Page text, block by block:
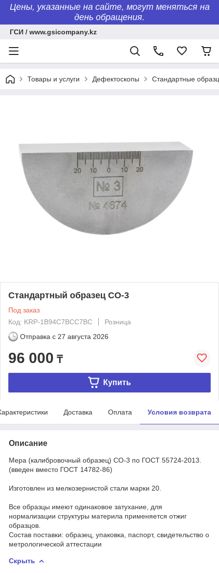
Цены, указанные на сайте, могут меняться на
день обращения.
ГСИ / www.gsicompany.kz
Товары и услуги Дефектоскопы Стандартные
Стандартный образец СО-3
Под заказ
Код: KRP-1B94C7BCC7BC
Розница
Отправка с 27 августа 2026
96 000 ₸
Купить
Доставка Оплата Условия возврата
Описание
Мера (калибровочный образец) СО-3 по ГОСТ 55724-2013.
(введен вместо ГОСТ 14782-86)
Изготовлен из мелкозернистой стали марки 20.
Все образцы имеют одинаковое затухание, для
нормализации структуры материла применяется отжиг
образцов.
Состав поставки: образец, упаковка, паспорт, свидетельство о
метрологической аттестации
Скрыть